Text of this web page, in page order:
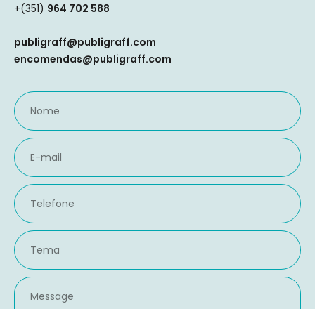
+(351) 964 702 588
publigraff@publigraff.com
encomendas@publigraff.com